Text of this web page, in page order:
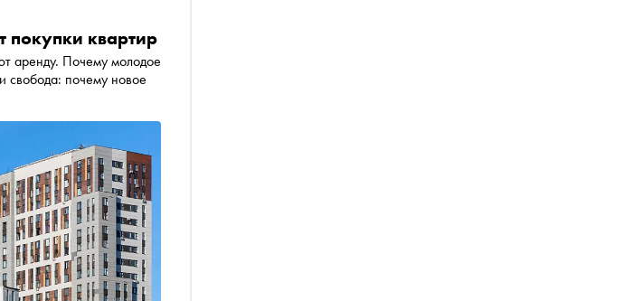
покупки квартир
аренду. Почему молодое
свобода: почему новое